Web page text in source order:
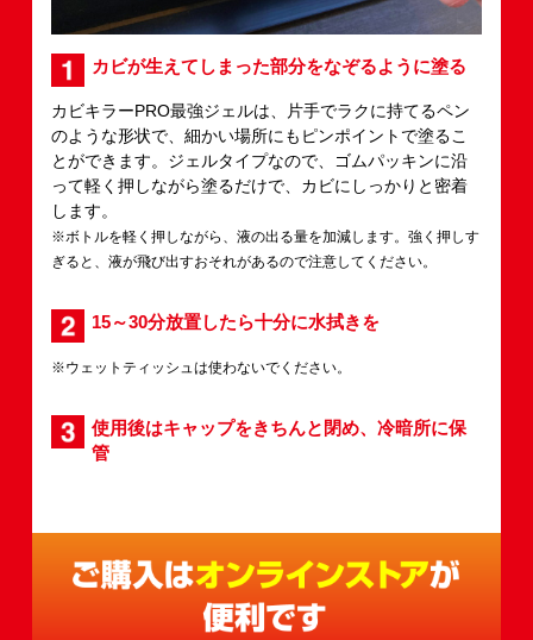
カビが生えてしまった部分をなぞるように塗る
カビキラーPRO最強ジェルは、片手でラクに持てるペン
のような形状で、細かい場所にもピンポイントで塗るこ
とができます。ジェルタイプなので、ゴムパッキンに沿
って軽く押しながら塗るだけで、カビにしっかりと密着
します。
※ボトルを軽く押しながら、液の出る量を加減します。強く押しす
ぎると、液が飛び出すおそれがあるので注意してください。
15～30分放置したら十分に水拭きを
※ウェットティッシュは使わないでください。
使用後はキャップをきちんと閉め、冷暗所に保
管